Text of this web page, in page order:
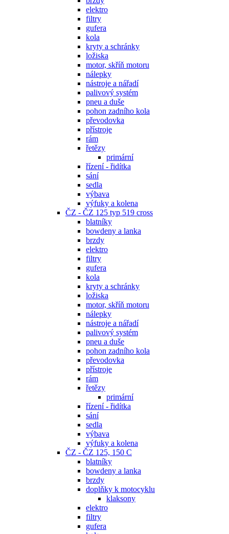
elektro
filtry
gufera
kola
kryty a schránky
ložiska
motor, skříň motoru
nálepky
nástroje a nářadí
palivový systém
pneu a duše
pohon zadního kola
převodovka
přístroje
rám
řetězy
primární
řízení - řidítka
sání
sedla
výbava
výfuky a kolena
ČZ - ČZ 125 typ 519 cross
blatníky
bowdeny a lanka
brzdy
elektro
filtry
gufera
kola
kryty a schránky
ložiska
motor, skříň motoru
nálepky
nástroje a nářadí
palivový systém
pneu a duše
pohon zadního kola
převodovka
přístroje
rám
řetězy
primární
řízení - řidítka
sání
sedla
výbava
výfuky a kolena
ČZ - ČZ 125, 150 C
blatníky
bowdeny a lanka
brzdy
doplňky k motocyklu
klaksony
elektro
filtry
gufera